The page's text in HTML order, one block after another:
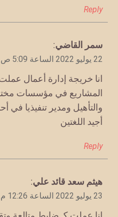
Reply
يقول
سمر القاضي:
22 يوليو 2022 الساعة 5:09 ص
انا خريجة إدارة أعمال
المشاريع في مؤسسات
والتأهيل ومدير تنفيذيا في
أجيد اللغتين
Reply
يقول
هيثم سعد قائد علي:
23 يوليو 2022 الساعة 12:26 م